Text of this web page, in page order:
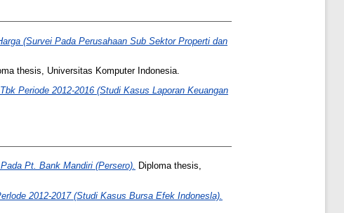
(Survei Pada Perusahaan Sub Sektor Properti dan
thesis, Universitas Komputer Indonesia.
Periode 2012-2016 (Studi Kasus Laporan Keuangan
Pt. Bank Mandiri (Persero). Diploma thesis,
2012-2017 (Studi Kasus Bursa Efek Indonesla).